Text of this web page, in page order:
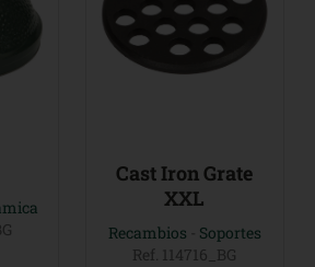
Cast Iron Grate
XXL
Recambios
Soportes
Ref. 114716_BG